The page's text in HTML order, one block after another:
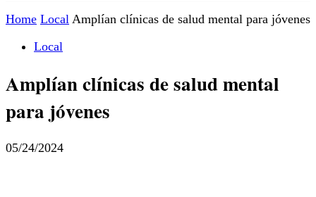
Home Local Amplían clínicas de salud mental para jóvenes
Local
Amplían clínicas de salud mental
para jóvenes
05/24/2024